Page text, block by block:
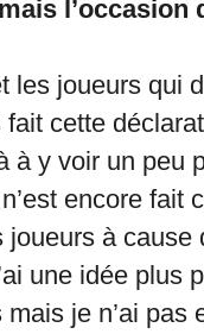
l’occasion
les joueurs qui
cette
à y voir un peu
encore fait
à cause
une idée plus
je n’ai pas